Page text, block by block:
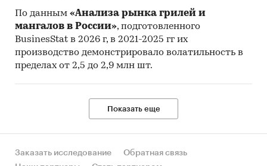
Содержащиеся в базе данных сведения
позволят Вам самостоятельно выполнить
любые требующиеся запросы, которые не
включены в отчет.
Маркетинговое агентство DISCOVERY Research
Полиуретановый клей – это синтетическое
По данным «Анализа рынка грилей и
мангалов в России», подготовленного
BusinesStat в 2026 г, в 2021-2025 гг их
производство демонстрировало волатильность в
пределах от 2,5 до 2,9 млн шт.
Показать еще
Заказать исследование
Обратная связь